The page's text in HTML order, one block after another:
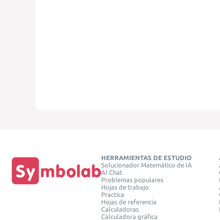
HERRAMIENTAS DE ESTUDIO
Solucionador Matemático de IA
AI Chat
Problemas populares
Hojas de trabajo
Practica
Hojas de referencia
Calculadoras
Calculadora gráfica